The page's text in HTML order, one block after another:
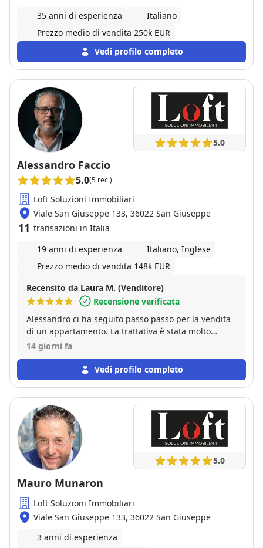
35 anni di esperienza
Italiano
Prezzo medio di vendita 250k EUR
Vedi profilo completo
5.0
Alessandro Faccio
5.0(5 rec.)
Loft Soluzioni Immobiliari
Viale San Giuseppe 133, 36022 San Giuseppe
11 transazioni in Italia
19 anni di esperienza
Italiano, Inglese
Prezzo medio di vendita 148k EUR
Recensito da Laura M. (Venditore)
Recensione verificata
Alessandro ci ha seguito passo passo per la vendita
di un appartamento. La trattativa è stata molto
veloce e si è conclusa in tempi brevi con una sola
soddisfacendo in pieno le nostre aspettative.
Consiglio di affidarvi ad Alessandro per la sua
la sua simpatia.
14 giorni fa
Vedi profilo completo
5.0
Mauro Munaron
Loft Soluzioni Immobiliari
Viale San Giuseppe 133, 36022 San Giuseppe
3 anni di esperienza